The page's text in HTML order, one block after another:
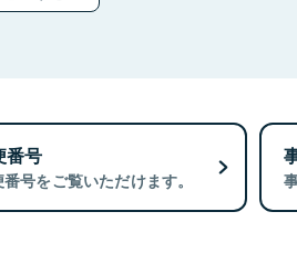
番号
号をご覧いただけます。